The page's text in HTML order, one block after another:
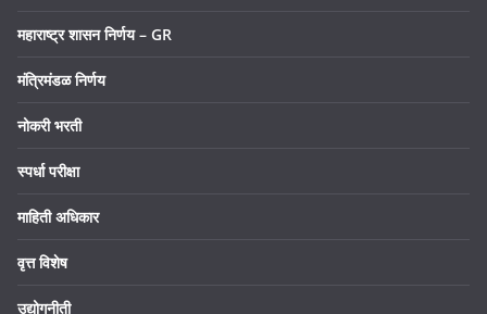
महाराष्ट्र शासन निर्णय – GR
मंत्रिमंडळ निर्णय
नोकरी भरती
स्पर्धा परीक्षा
माहिती अधिकार
वृत्त विशेष
उद्योगनीती